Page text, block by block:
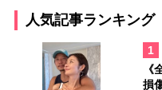
人気記事ランキング
1
損